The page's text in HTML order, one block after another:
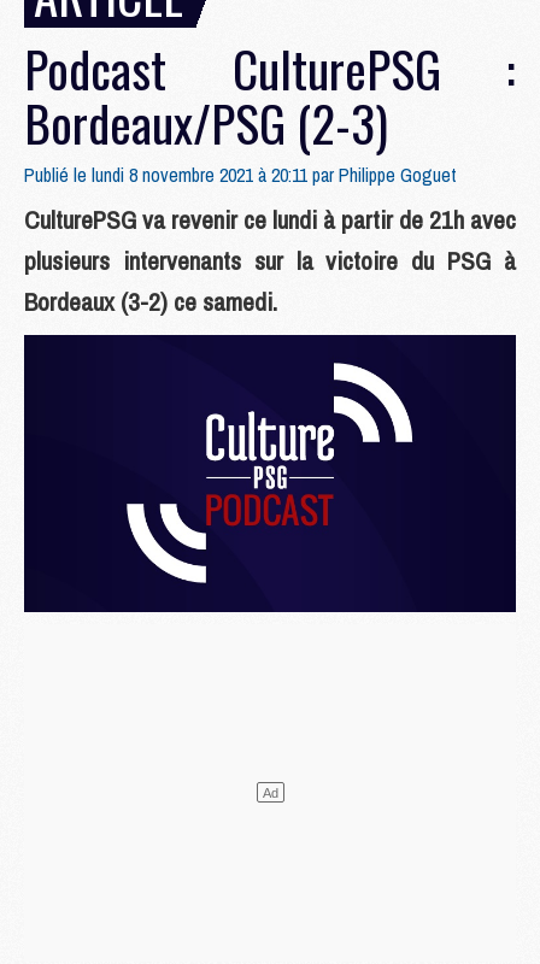
Podcast CulturePSG :
Bordeaux/PSG (2-3)
Publié le lundi 8 novembre 2021 à 20:11 parPhilippe Goguet
CulturePSG va revenir ce lundi à partir de 21h avec
plusieurs intervenants sur la victoire du PSG à
Bordeaux (3-2) ce samedi.